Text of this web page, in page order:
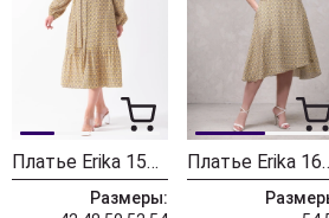
Платье Erika 1531 желтый
Размеры:
Платье